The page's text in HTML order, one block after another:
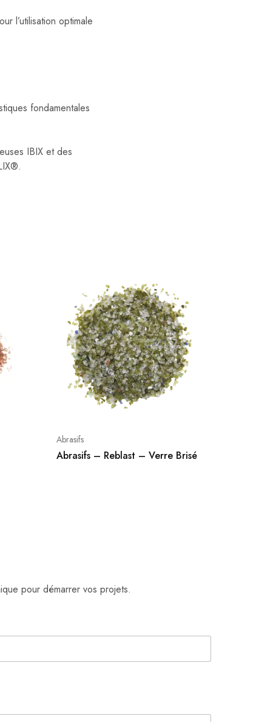
l’utilisation optimale
fondamentales
IBIX et des
Abrasifs
Abrasifs – Reblast – Verre Brisé
pour démarrer vos projets.